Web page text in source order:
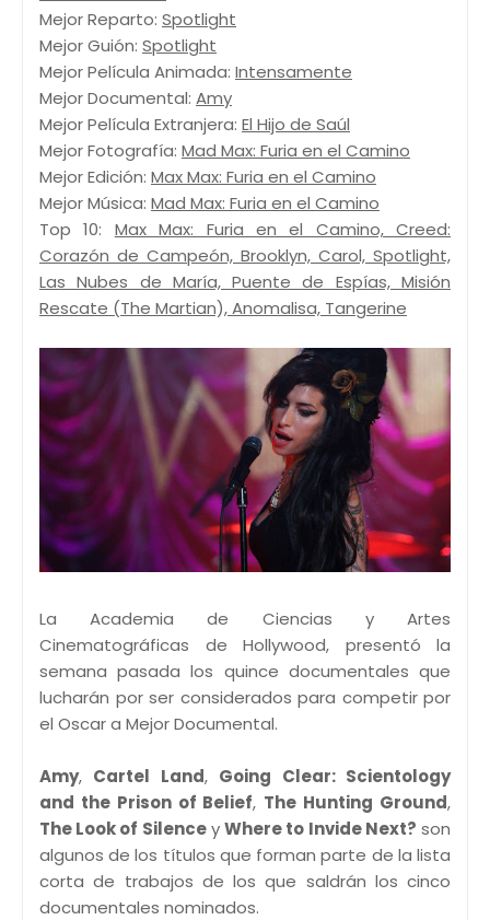
Mejor Reparto: Spotlight
Mejor Guión: Spotlight
Mejor Película Animada: Intensamente
Mejor Documental: Amy
Mejor Película Extranjera: El Hijo de Saúl
Mejor Fotografía: Mad Max: Furia en el Camino
Mejor Edición: Max Max: Furia en el Camino
Mejor Música: Mad Max: Furia en el Camino
Top 10: Max Max: Furia en el Camino, Creed:
Corazón de Campeón, Brooklyn, Carol, Spotlight,
Las Nubes de María, Puente de Espías, Misión
Rescate (The Martian), Anomalisa, Tangerine
La Academia de Ciencias y Artes
Cinematográficas de Hollywood, presentó la
semana pasada los quince documentales que
lucharán por ser considerados para competir por
el Oscar a Mejor Documental.
Amy, Cartel Land, Going Clear: Scientology
and the Prison of Belief, The Hunting Ground,
The Look of SilenceyWhere to Invide Next? son
algunos de los títulos que forman parte de la lista
corta de trabajos de los que saldrán los cinco
documentales nominados.